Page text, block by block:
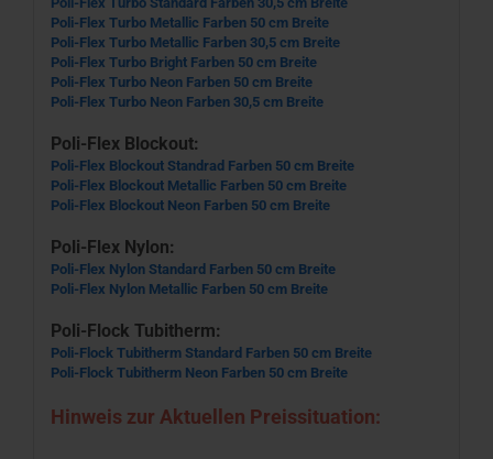
Poli-Flex Turbo Metallic Farben 50 cm Breite
Poli-Flex Turbo Metallic Farben 30,5 cm Breite
Poli-Flex Turbo Bright Farben 50 cm Breite
Poli-Flex Turbo Neon Farben 50 cm Breite
Poli-Flex Turbo Neon Farben 30,5 cm Breite
Poli-Flex Blockout:
Poli-Flex Blockout Standrad Farben 50 cm Breite
Poli-Flex Blockout Metallic Farben 50 cm Breite
Poli-Flex Blockout Neon Farben 50 cm Breite
Poli-Flex Nylon:
Poli-Flex Nylon Standard Farben 50 cm Breite
Poli-Flex Nylon Metallic Farben 50 cm Breite
Poli-Flock Tubitherm:
Poli-Flock Tubitherm Standard Farben 50 cm Breite
Poli-Flock Tubitherm Neon Farben 50 cm Breite
Hinweis zur Aktuellen Preissituation: